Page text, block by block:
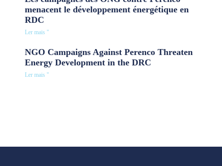
menacent le développement énergétique en
RDC
Ler mais "
NGO Campaigns Against Perenco Threaten
Energy Development in the DRC
Ler mais "